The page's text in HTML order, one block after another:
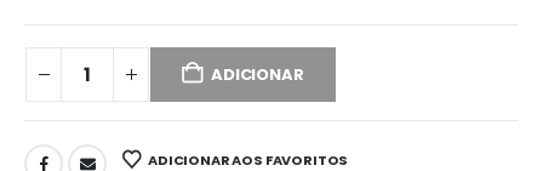
ADICIONAR
ADICIONAR AOS FAVORITOS